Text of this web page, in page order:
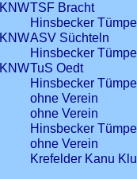
KNWTSF Bracht
Hinsbecker
KNWASV Süchteln
Hinsbecker
KNWTuS Oedt
Hinsbecker
ohne Verein
ohne Verein
Hinsbecker
ohne Verein
Krefelder Kanu